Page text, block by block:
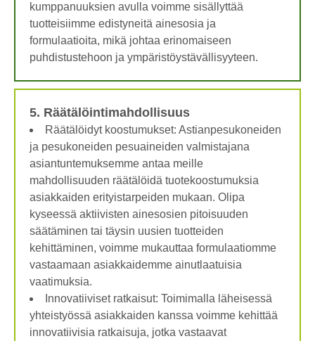
kumppanuuksien avulla voimme sisällyttää
tuotteisiimme edistyneitä ainesosia ja
formulaatioita, mikä johtaa erinomaiseen
puhdistustehoon ja ympäristöystävällisyyteen.
5. Räätälöintimahdollisuus
Räätälöidyt koostumukset: Astianpesukoneiden
ja pesukoneiden pesuaineiden valmistajana
asiantuntemuksemme antaa meille
mahdollisuuden räätälöidä tuotekoostumuksia
asiakkaiden erityistarpeiden mukaan. Olipa
kyseessä aktiivisten ainesosien pitoisuuden
säätäminen tai täysin uusien tuotteiden
kehittäminen, voimme mukauttaa formulaatiomme
vastaamaan asiakkaidemme ainutlaatuisia
vaatimuksia.
Innovatiiviset ratkaisut: Toimimalla läheisessä
yhteistyössä asiakkaiden kanssa voimme kehittää
innovatiivisia ratkaisuja, jotka vastaavat